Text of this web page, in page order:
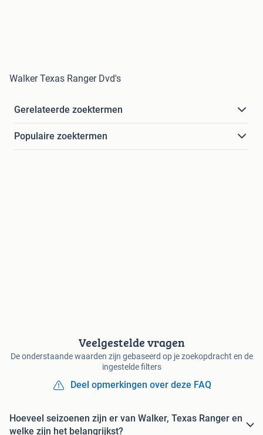
Walker Texas Ranger Dvd's
Gerelateerde zoektermen
Populaire zoektermen
Veelgestelde vragen
De onderstaande waarden zijn gebaseerd op je zoekopdracht en de
ingestelde filters
Deel opmerkingen over deze FAQ
Hoeveel seizoenen zijn er van Walker, Texas Ranger en
welke zijn het belangrijkst?